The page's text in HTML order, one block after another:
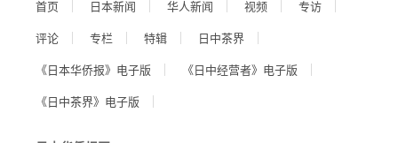
首页 日本新闻 华人新闻 视频
专访
评论
专栏 特辑
日中茶界
《日本华侨报》电子版
《日中经营者》电子版
《日中茶界》电子版